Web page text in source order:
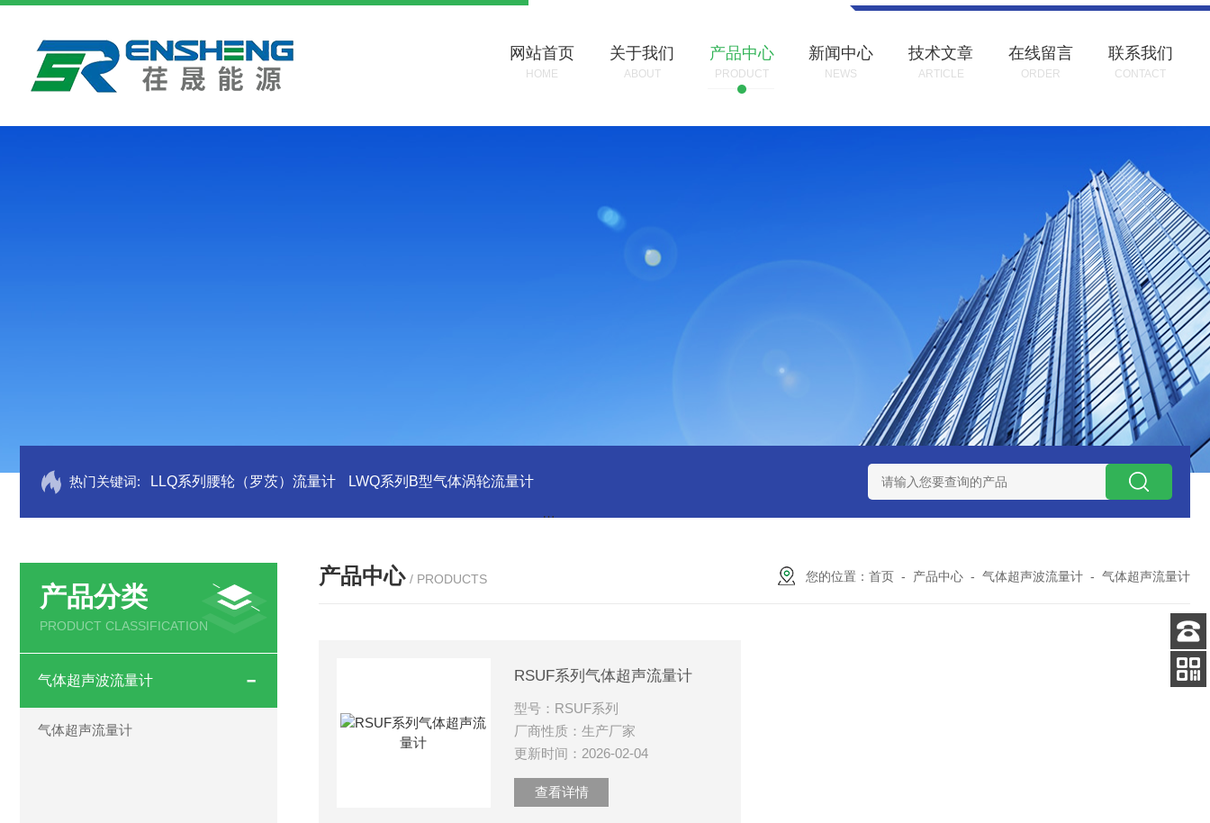
网站首页
HOME
关于我们
ABOUT
产品中心
PRODUCT
新闻中心
NEWS
技术文章
ARTICLE
在线留言
ORDER
联系我们
CONTACT
热门关键词: LLQ系列腰轮（罗茨）流量计 LWQ系列B型气体涡轮流量计 腰轮（罗茨）流量计 一体式电磁流量计 RSLUX系列
产品分类
PRODUCT CLASSIFICATION
气体超声波流量计
气体超声流量计
产品中心 / PRODUCTS 您的位置： 首页 - 产品中心 - 气体超声波流量计 - 气体超声流量计
RSUF系列气体超声流量计
型号：RSUF系列
厂商性质：生产厂家
更新时间：2026-02-04
查看详情
客服
电话